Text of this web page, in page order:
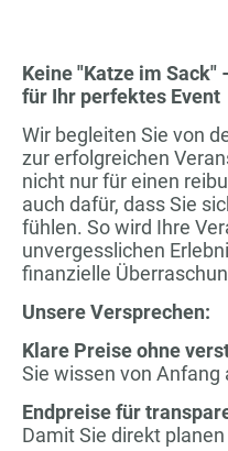
Keine "Katze im Sack"
für Ihr perfektes Event
Wir begleiten Sie von
zur erfolgreichen
nicht nur für einen
auch dafür, dass Sie
fühlen. So wird Ihre
unvergesslichen
finanzielle
Unsere Versprechen:
Klare Preise ohne
Sie wissen von Anfang
Endpreise für
Damit Sie direkt